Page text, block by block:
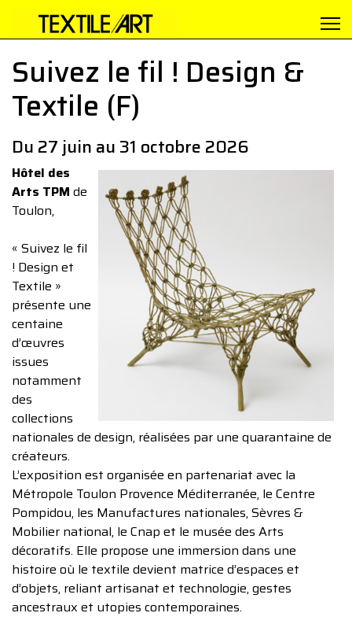
Suivez le fil ! Design &
Textile (F)
Du 27 juin au 31 octobre 2026
Hôtel des
Arts TPM de
Toulon,
« Suivez le fil
! Design et
Textile »
présente une
centaine
d’œuvres
issues
notamment
des
collections
nationales de design, réalisées par une quarantaine de
créateurs.
L’exposition est organisée en partenariat avec la
Métropole Toulon Provence Méditerranée, le Centre
Pompidou, les Manufactures nationales, Sèvres &
Mobilier national, le Cnap et le musée des Arts
décoratifs. Elle propose une immersion dans une
histoire où le textile devient matrice d’espaces et
d’objets, reliant artisanat et technologie, gestes
ancestraux et utopies contemporaines.